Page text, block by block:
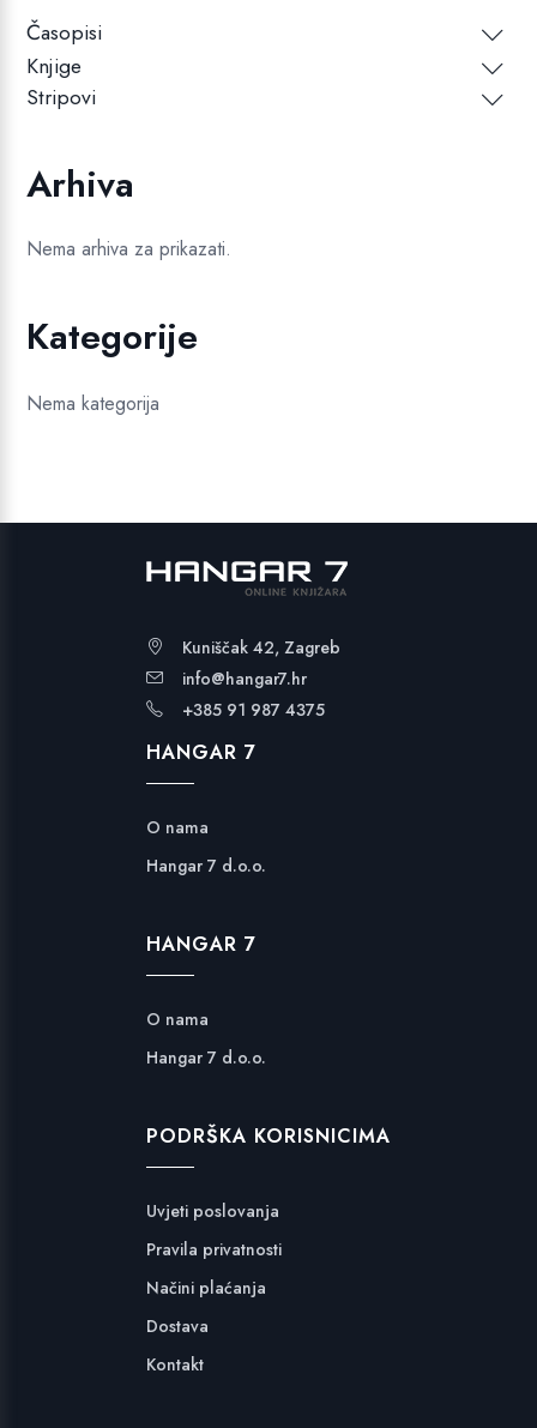
Časopisi
Knjige
Stripovi
Arhiva
Nema arhiva za prikazati.
Kategorije
Nema kategorija
Kuniščak 42, Zagreb
info@hangar7.hr
+385 91 987 4375
HANGAR 7
O nama
Hangar 7 d.o.o.
HANGAR 7
O nama
Hangar 7 d.o.o.
PODRŠKA KORISNICIMA
Uvjeti poslovanja
Pravila privatnosti
Načini plaćanja
Dostava
Kontakt